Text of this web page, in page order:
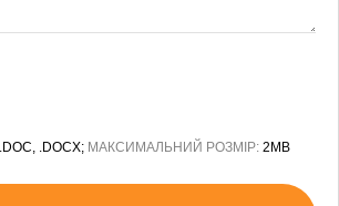
.DOCX; МАКСИМАЛЬНИЙ РОЗМІР: 2MB